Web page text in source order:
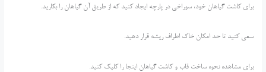
برای کاشت گیاهان خود، سوراخی در پارچه ایجاد کنید که از طریق آن گیاهان را بکارید.
سعی کنید تا حد امکان خاک اطراف ریشه قرار دهید.
برای مشاهده نحوه ساخت قاب و کاشت گیاهان اینجا را کلیک کنید.